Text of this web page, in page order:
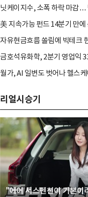
월가, AI 일변도 벗어나 헬스케
리얼시승기
"에어 서스펜션이 기본이